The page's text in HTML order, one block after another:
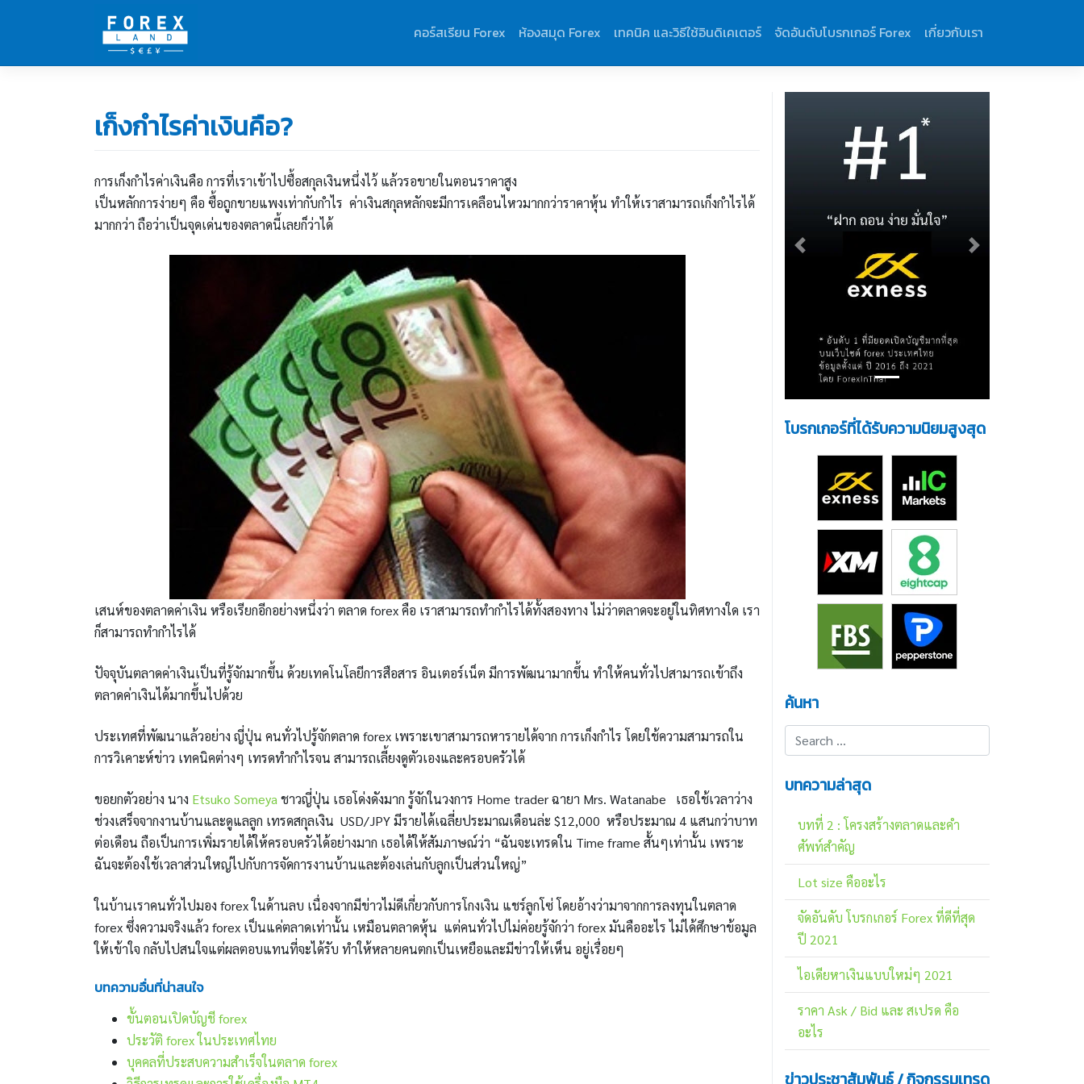
คอร์สเรียน Forex ห้องสมุด Forex เทคนิค และวิธีใช้อินดิเคเตอร์ จัดอันดับโบรกเกอร์ Forex เกี่ยวกับเรา
เก็งกำไรค่าเงินคือ?
การเก็งกำไรค่าเงินคือ การที่เราเข้าไปซื้อสกุลเงินหนึ่งไว้ แล้วรอขายในตอนราคาสูง
เป็นหลักการง่ายๆ คือ ซื้อถูกขายแพงเท่ากับกำไร ค่าเงินสกุลหลักจะมีการเคลือนไหวมากกว่าราคาหุ้น ทำให้เราสามารถเก็งกำไรได้
มากกว่า ถือว่าเป็นจุดเด่นของตลาดนี้เลยก็ว่าได้
เสนห์ของตลาดค่าเงิน หรือเรียกอีกอย่างหนึ่งว่า ตลาด forex คือ เราสามารถทำกำไรได้ทั้งสองทาง ไม่ว่าตลาดจะอยู่ในทิศทางใด เรา
ก็สามารถทำกำไรได้
ปัจจุบันตลาดค่าเงินเป็นที่รู้จักมากขึ้น ด้วยเทคโนโลยีการสือสาร อินเตอร์เน็ต มีการพัฒนามากขึ้น ทำให้คนทั่วไปสามารถเข้าถึง
ตลาดค่าเงินได้มากขึ้นไปด้วย
ประเทศที่พัฒนาแล้วอย่าง ญี่ปุ่น คนทั่วไปรู้จักตลาด forex เพราะเขาสามารถหารายได้จาก การเก็งกำไร โดยใช้ความสามารถใน
การวิเคาะห์ข่าว เทคนิคต่างๆ เทรดทำกำไรจน สามารถเลี้ยงดูตัวเองและครอบครัวได้
ขอยกตัวอย่าง นาง Etsuko Someya ชาวญี่ปุ่น เธอโด่งดังมาก รู้จักในวงการ Home trader ฉายา Mrs. Watanabe เธอใช้เวลาว่าง
ช่วงเสร็จจากงานบ้านและดูแลลูก เทรดสกุลเงิน USD/JPY มีรายได้เฉลี่ยประมาณเดือนล่ะ $12,000 หรือประมาณ 4 แสนกว่าบาท
ต่อเดือน ถือเป็นการเพิ่มรายได้ให้ครอบครัวได้อย่างมาก เธอได้ให้สัมภาษณ์ว่า “ฉันจะเทรดใน Time frame สั้นๆเท่านั้น เพราะ
ฉันจะต้องใช้เวลาส่วนใหญ่ไปกับการจัดการงานบ้านและต้องเล่นกับลูกเป็นส่วนใหญ่”
ในบ้านเราคนทั่วไปมอง forex ในด้านลบ เนื่องจากมีข่าวไม่ดีเกี่ยวกับการโกงเงิน แชร์ลูกโซ่ โดยอ้างว่ามาจากการลงทุนในตลาด
forex ซึ่งความจริงแล้ว forex เป็นแค่ตลาดเท่านั้น เหมือนตลาดหุ้น แต่คนทั่วไปไม่ค่อยรู้จักว่า forex มันคืออะไร ไม่ได้ศึกษาข้อมูล
ให้เข้าใจ กลับไปสนใจแต่ผลตอบแทนที่จะได้รับ ทำให้หลายคนตกเป็นเหยือและมีข่าวให้เห็น อยู่เรื่อยๆ
บทความอื่นที่น่าสนใจ
ขั้นตอนเปิดบัญชี forex
ประวัติ forex ในประเทศไทย
บุคคลที่ประสบความสำเร็จในตลาด forex
Previous Next
โบรกเกอร์ที่ได้รับความนิยมสูงสุด
ค้นหา
บทความล่าสุด
บทที่ 2 : โครงสร้างตลาดและคำ
ศัพท์สำคัญ
Lot size คืออะไร
จัดอันดับ โบรกเกอร์ Forex ที่ดีที่สุด
ปี 2021
ไอเดียหาเงินแบบใหม่ๆ 2021
ราคา Ask / Bid และ สเปรด คือ
อะไร
ข่าวประชาสัมพันธ์ / กิจกรรมเทรด